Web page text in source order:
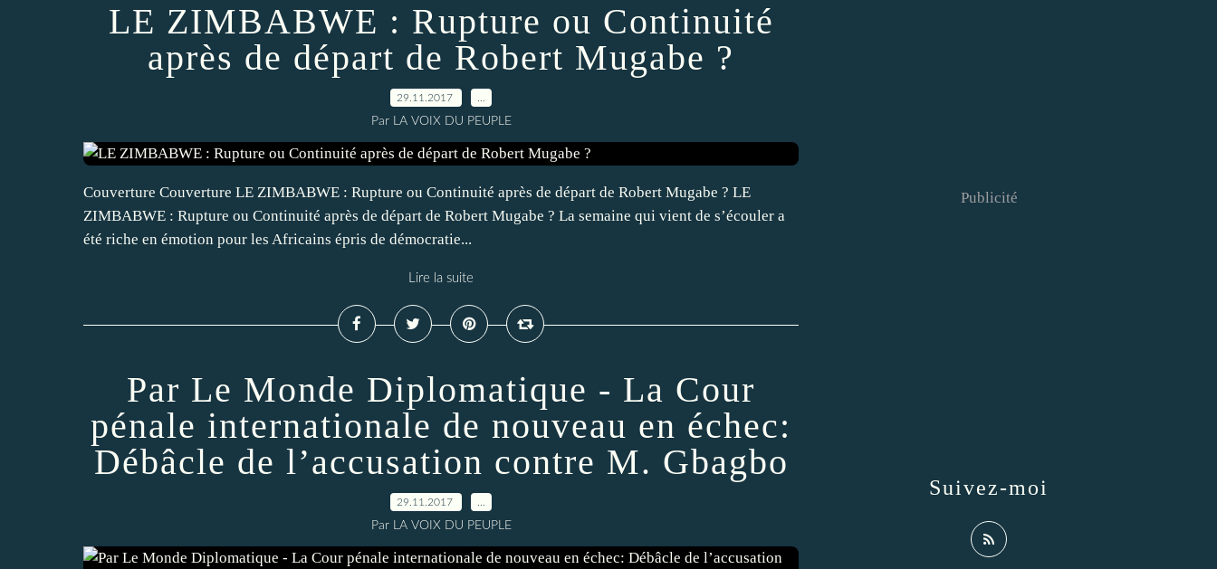
LE ZIMBABWE : Rupture ou Continuité
après de départ de Robert Mugabe ?
29.11.2017
Par LA VOIX DU PEUPLE
Couverture Couverture LE ZIMBABWE : Rupture ou Continuité après de départ de Robert Mugabe ? LE
ZIMBABWE : Rupture ou Continuité après de départ de Robert Mugabe ? La semaine qui vient de s’écouler a
été riche en émotion pour les Africains épris de démocratie...
Lire la suite
Par Le Monde Diplomatique - La Cour
pénale internationale de nouveau en échec:
Débâcle de l’accusation contre M. Gbagbo
29.11.2017
Par LA VOIX DU PEUPLE
Suivez-moi
Publicité